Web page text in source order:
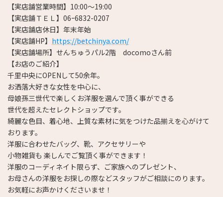
【実店舗営業時間】10:00～19:00
【実店舗ＴＥＬ】06ｰ6832-0207
【実店舗店休日】年末年始
【実店舗HP】 https://betchinya.com/
【実店舗場所】せんちゅうパル2階 docomoさん前
【お店のご紹介】
千里中央にOPENして50余年。
お洒落大好きな女性を中心に、
母娘孫三世代で楽しくお洋服を選んで頂く事ができる
世代を超えたセレクトショップです。
綺麗な色目、着心地、上質な素材に気をつけた品揃えを心がけて
おります。
洋服に合わせたバッグ、靴、アクセサリーや
小物雑貨も 楽しんでご覧頂く事ができます！
洋服のコーディネイト限らず、ご家族へのプレゼント、
お母さんの洋服をお探しの際などスタッフがご相談にのります。
お気軽にお声かけくださいませ！